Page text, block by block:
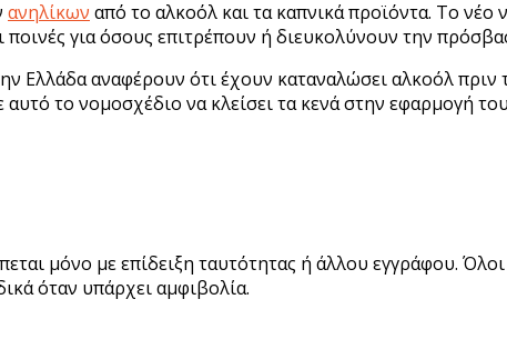
ανηλίκων από το αλκοόλ και τα καπνικά προϊόντα. Το
για όσους επιτρέπουν ή διευκολύνουν την
αναφέρουν ότι έχουν καταναλώσει αλκοόλ πριν
το νομοσχέδιο να κλείσει τα κενά στην εφαρμογή
μόνο με επίδειξη ταυτότητας ή άλλου εγγράφου. Όλοι
όταν υπάρχει αμφιβολία.